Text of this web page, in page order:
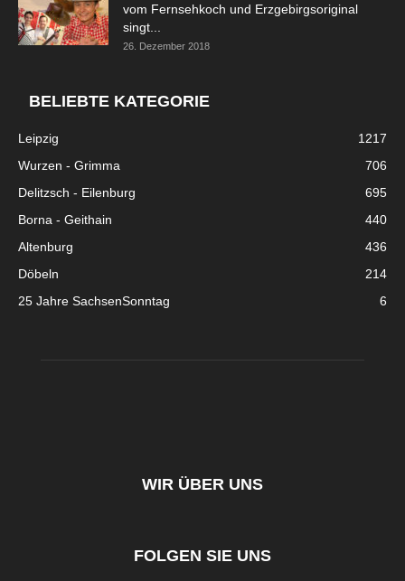
vom Fernsehkoch und Erzgebirgsoriginal
singt...
26. Dezember 2018
BELIEBTE KATEGORIE
Leipzig
1217
Wurzen - Grimma
706
Delitzsch - Eilenburg
695
Borna - Geithain
440
Altenburg
436
Döbeln
214
25 Jahre SachsenSonntag
6
WIR ÜBER UNS
FOLGEN SIE UNS